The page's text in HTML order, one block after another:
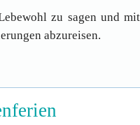
zu sagen und
abzureisen.